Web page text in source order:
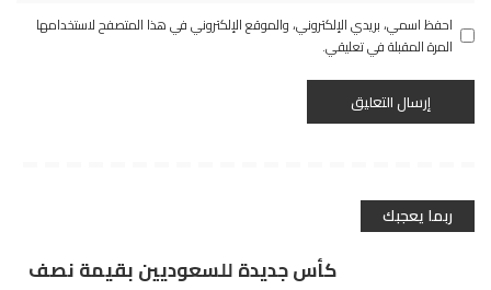
احفظ اسمي، بريدي الإلكتروني، والموقع الإلكتروني في هذا المتصفح لاستخدامها
المرة المقبلة في تعليقي.
ربما يعجبك
كأس جديدة للسعوديين بقيمة نصف